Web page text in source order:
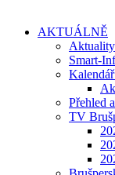
AKTUÁLNĚ
Aktuality
Smart-
Přehled
TV